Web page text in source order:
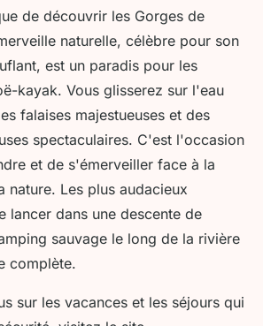
de découvrir les Gorges de
naturelle, célèbre pour son
est un paradis pour les
kayak. Vous glisserez sur l'eau
falaises majestueuses et des
spectaculaires. C'est l'occasion
et de s'émerveiller face à la
nature. Les plus audacieux
lancer dans une descente de
sauvage le long de la rivière
complète.
sur les vacances et les séjours qui